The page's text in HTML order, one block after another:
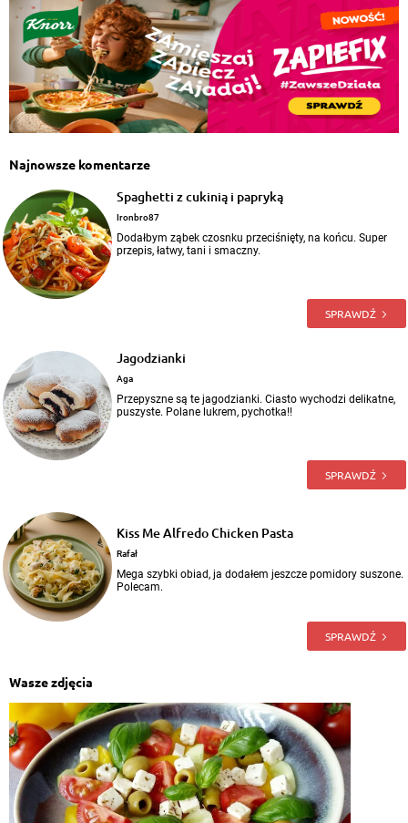
Najnowsze komentarze
Spaghetti z cukinią i papryką
Ironbro87
Dodałbym ząbek czosnku przeciśnięty, na końcu. Super
przepis, łatwy, tani i smaczny.
SPRAWDŹ
Jagodzianki
Aga
Przepyszne są te jagodzianki. Ciasto wychodzi delikatne,
puszyste. Polane lukrem, pychotka!!
SPRAWDŹ
Kiss Me Alfredo Chicken Pasta
Rafał
Mega szybki obiad, ja dodałem jeszcze pomidory suszone.
Polecam.
SPRAWDŹ
Wasze zdjęcia